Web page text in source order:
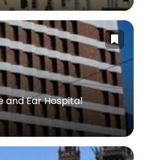
and Ear Hospital